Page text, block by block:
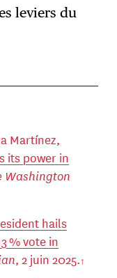
leviers du
Martínez,
its power in
Washington
hails
% vote in
, 2 juin 2025.